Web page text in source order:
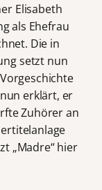
Elisabeth
als Ehefrau
Die in
setzt nun
erklärt, er
Zuhörer an
„Madre“ hier